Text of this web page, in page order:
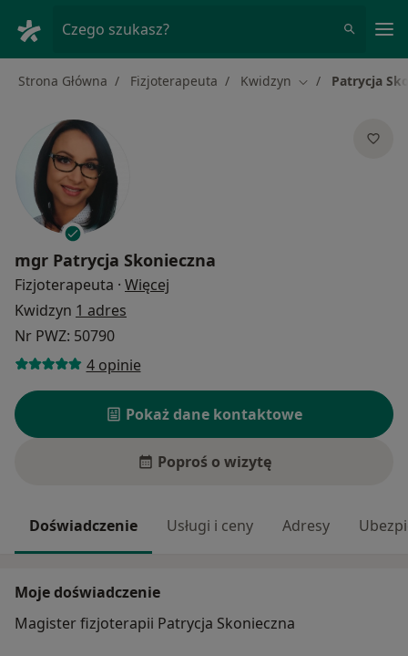
Czego szukasz?
Strona Główna Fizjoterapeuta Kwidzyn Zmień miasto
Patrycja
mgr Patrycja Skonieczna
Fizjoterapeuta · Więcej
Kwidzyn 1 adres
Nr PWZ: 50790
4 opinie
Pokaż dane kontaktowe
Poproś o wizytę
Doświadczenie Usługi i ceny Adresy
Moje doświadczenie
Magister fizjoterapii Patrycja Skonieczna